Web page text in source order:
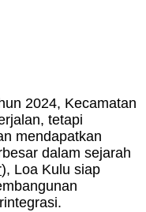
2024, Kecamatan
tetapi
mendapatkan
dalam sejarah
), Loa Kulu siap